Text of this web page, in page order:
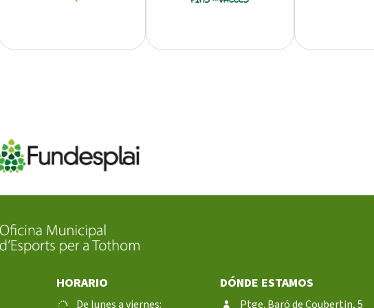
HORARIO
De lunes a viernes:
DÓNDE ESTAMOS
Ptge. Baró de Coubertin, 5